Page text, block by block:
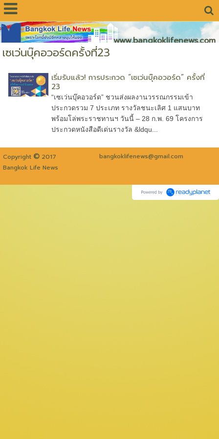
www.bangkoklifenews.com
เซเว่นบุ๊คอวอร์ดครั้งที่23
เริ่มรับแล้ว! การประกวด “เซเว่นบุ๊คอวอร์ด” ครั้งที่
23
“เซเว่นบุ๊คอวอร์ด” ชวนส่งผลงานวรรณกรรมเข้า
ประกวดรวม 7 ประเภท รางวัลชนะเลิศ 1 แสนบาท
พร้อมโล่พระราชทานฯ วันนี้ – 28 ก.พ. 69 โครงการ
ประกวดหนังสือดีเด่นรางวัล &ldqu...
Copyright © 2017
bangkoklifenews@gmail.com
Bangkok Life News